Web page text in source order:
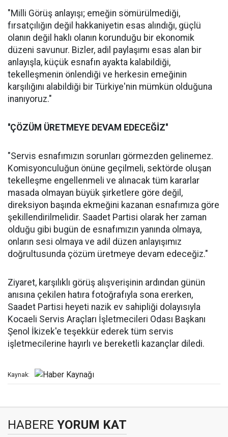
"Milli Görüş anlayışı; emeğin sömürülmediği,
fırsatçılığın değil hakkaniyetin esas alındığı, güçlü
olanın değil haklı olanın korunduğu bir ekonomik
düzeni savunur. Bizler, adil paylaşımı esas alan bir
anlayışla, küçük esnafın ayakta kalabildiği,
tekelleşmenin önlendiği ve herkesin emeğinin
karşılığını alabildiği bir Türkiye'nin mümkün olduğuna
inanıyoruz."
''ÇÖZÜM ÜRETMEYE DEVAM EDECEĞİZ''
"Servis esnafımızın sorunları görmezden gelinemez.
Komisyonculuğun önüne geçilmeli, sektörde oluşan
tekelleşme engellenmeli ve alınacak tüm kararlar
masada olmayan büyük şirketlere göre değil,
direksiyon başında ekmeğini kazanan esnafımıza göre
şekillendirilmelidir. Saadet Partisi olarak her zaman
olduğu gibi bugün de esnafımızın yanında olmaya,
onların sesi olmaya ve adil düzen anlayışımız
doğrultusunda çözüm üretmeye devam edeceğiz."
Ziyaret, karşılıklı görüş alışverişinin ardından günün
anısına çekilen hatıra fotoğrafıyla sona ererken,
Saadet Partisi heyeti nazik ev sahipliği dolayısıyla
Kocaeli Servis Araçları İşletmecileri Odası Başkanı
Şenol İkizek'e teşekkür ederek tüm servis
işletmecilerine hayırlı ve bereketli kazançlar diledi.
Kaynak:
HABERE YORUM KAT